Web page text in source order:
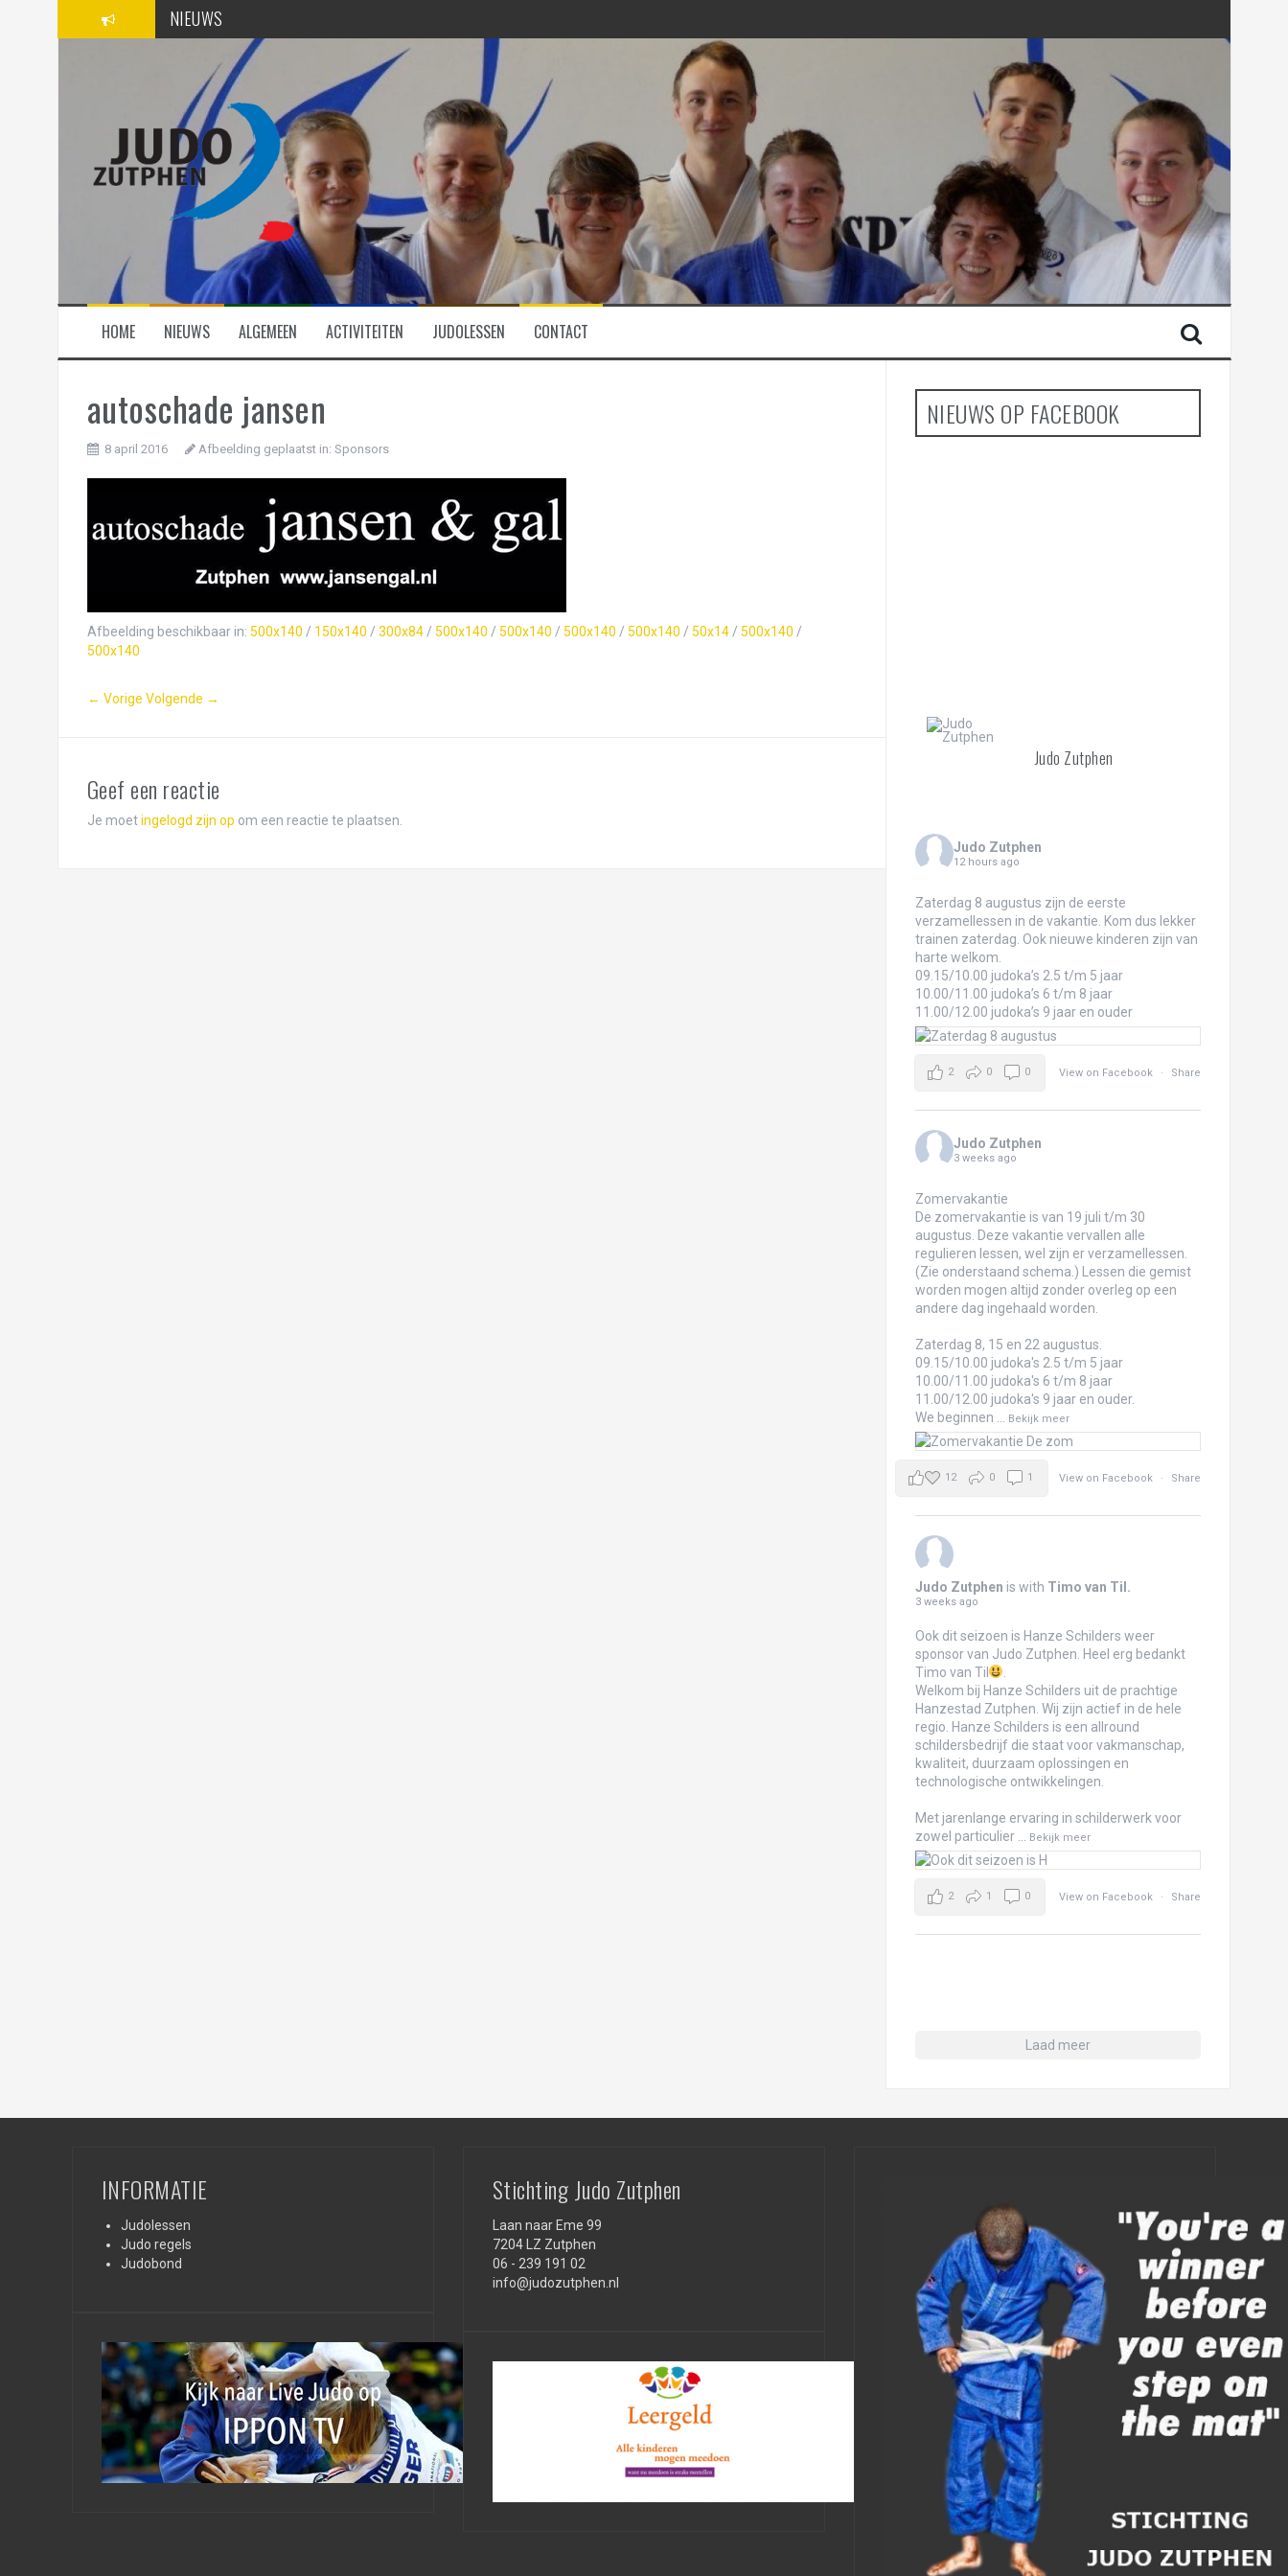
NIEUWS
SPONSORS
ACTIVITEITEN
HOME NIEUWS ALGEMEEN ACTIVITEITEN JUDOLESSEN CONTACT
autoschade jansen
8 april 2016 Afbeelding geplaatst in: Sponsors
Afbeelding beschikbaar in: 500x140 / 150x140 / 300x84/ 500x140 / 500x140 / 500x140 / 500x140 / 50x14/ 500x140 /
500x140
← Vorige Volgende →
Geef een reactie
Je moetingelogd zijn op om een reactie te plaatsen.
NIEUWS OP FACEBOOK
Judo Zutphen
Judo Zutphen
12 hours ago
Zaterdag 8 augustus zijn de eerste
verzamellessen in de vakantie. Kom dus lekker
trainen zaterdag. Ook nieuwe kinderen zijn van
harte welkom.
09.15/10.00 judoka’s 2.5 t/m 5 jaar
10.00/11.00 judoka’s 6 t/m 8 jaar
11.00/12.00 judoka’s 9 jaar en ouder
View on Facebook · Share
2 0 0
Judo Zutphen
3 weeks ago
Zomervakantie
De zomervakantie is van 19 juli t/m 30
augustus. Deze vakantie vervallen alle
regulieren lessen, wel zijn er verzamellessen.
(Zie onderstaand schema.) Lessen die gemist
worden mogen altijd zonder overleg op een
andere dag ingehaald worden.
Zaterdag 8, 15 en 22 augustus.
09.15/10.00 judoka's 2.5 t/m 5 jaar
10.00/11.00 judoka's 6 t/m 8 jaar
11.00/12.00 judoka's 9 jaar en ouder.
We beginnen
Bekijk meer
View on Facebook · Share
12 0 1
Judo Zutphen is with Timo van Til.
3 weeks ago
Ook dit seizoen is Hanze Schilders weer
sponsor van Judo Zutphen. Heel erg bedankt
Timo van Til
Welkom bij Hanze Schilders uit de prachtige
Hanzestad Zutphen. Wij zijn actief in de hele
regio. Hanze Schilders is een allround
schildersbedrijf die staat voor vakmanschap,
kwaliteit, duurzaam oplossingen en
technologische ontwikkelingen.
Met jarenlange ervaring in schilderwerk voor
zowel particulier
Bekijk meer
View on Facebook · Share
2 1 0
Laad meer
INFORMATIE
Judolessen
Judo regels
Judobond
Stichting Judo Zutphen
Laan naar Eme 99
7204 LZ Zutphen
06 - 239 191 02
info@judozutphen.nl